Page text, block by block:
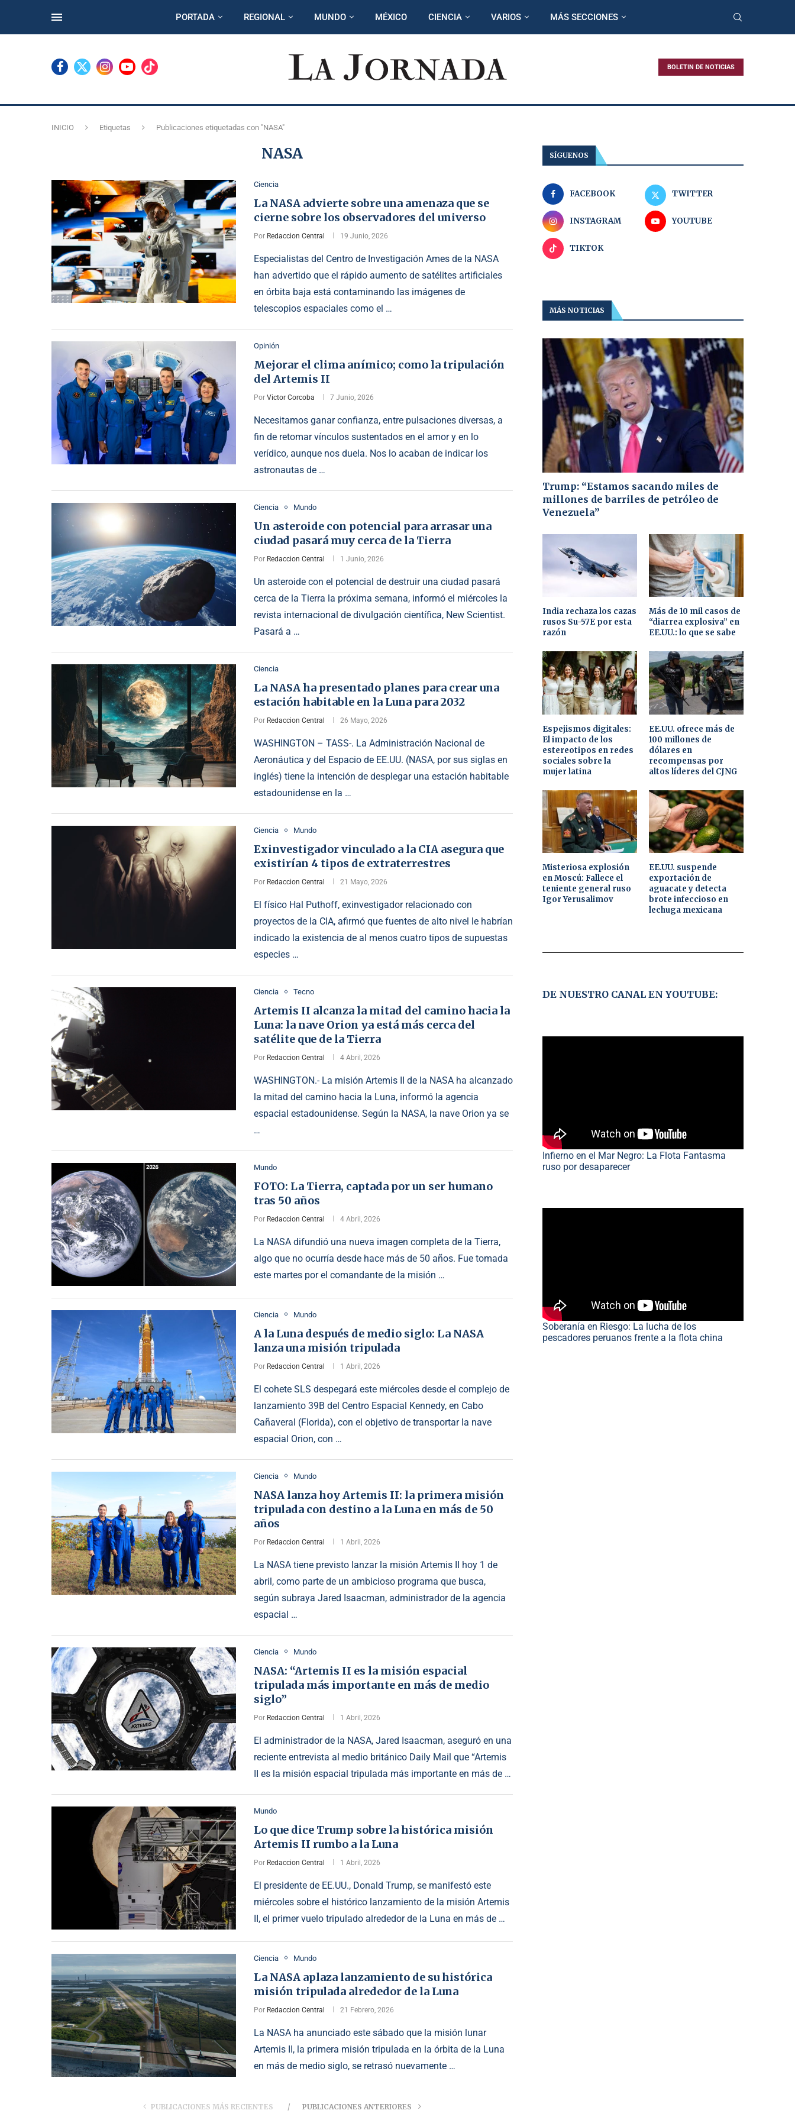
PORTADA REGIONAL MUNDO MÉXICO CIENCIA VARIOS MÁS SECCIONES
BOLETIN DE NOTICIAS
INICIO Etiquetas Publicaciones etiquetadas con "NASA"
NASA
Ciencia
La NASA advierte sobre una amenaza que se
cierne sobre los observadores del universo
Por Redaccion Central 19 Junio, 2026
Especialistas del Centro de Investigación Ames de la NASA
han advertido que el rápido aumento de satélites artificiales
en órbita baja está contaminando las imágenes de
telescopios espaciales como el …
Opinión
Mejorar el clima anímico; como la tripulación
del Artemis II
Por Victor Corcoba 7 Junio, 2026
Necesitamos ganar confianza, entre pulsaciones diversas, a
fin de retomar vínculos sustentados en el amor y en lo
verídico, aunque nos duela. Nos lo acaban de indicar los
astronautas de …
Ciencia Mundo
Un asteroide con potencial para arrasar una
ciudad pasará muy cerca de la Tierra
Por Redaccion Central 1 Junio, 2026
Un asteroide con el potencial de destruir una ciudad pasará
cerca de la Tierra la próxima semana, informó el miércoles la
revista internacional de divulgación científica, New Scientist.
Pasará a …
Ciencia
La NASA ha presentado planes para crear una
estación habitable en la Luna para 2032
Por Redaccion Central 26 Mayo, 2026
WASHINGTON – TASS-. La Administración Nacional de
Aeronáutica y del Espacio de EE.UU. (NASA, por sus siglas en
inglés) tiene la intención de desplegar una estación habitable
estadounidense en la …
Ciencia Mundo
Exinvestigador vinculado a la CIA asegura que
existirían 4 tipos de extraterrestres
Por Redaccion Central 21 Mayo, 2026
El físico Hal Puthoff, exinvestigador relacionado con
proyectos de la CIA, afirmó que fuentes de alto nivel le habrían
indicado la existencia de al menos cuatro tipos de supuestas
especies …
Ciencia Tecno
Artemis II alcanza la mitad del camino hacia la
Luna: la nave Orion ya está más cerca del
satélite que de la Tierra
Por Redaccion Central 4 Abril, 2026
WASHINGTON.- La misión Artemis II de la NASA ha alcanzado
la mitad del camino hacia la Luna, informó la agencia
espacial estadounidense. Según la NASA, la nave Orion ya se
…
Mundo
FOTO: La Tierra, captada por un ser humano
tras 50 años
Por Redaccion Central 4 Abril, 2026
La NASA difundió una nueva imagen completa de la Tierra,
algo que no ocurría desde hace más de 50 años. Fue tomada
este martes por el comandante de la misión …
Ciencia Mundo
A la Luna después de medio siglo: La NASA
lanza una misión tripulada
Por Redaccion Central 1 Abril, 2026
El cohete SLS despegará este miércoles desde el complejo de
lanzamiento 39B del Centro Espacial Kennedy, en Cabo
Cañaveral (Florida), con el objetivo de transportar la nave
espacial Orion, con …
Ciencia Mundo
NASA lanza hoy Artemis II: la primera misión
tripulada con destino a la Luna en más de 50
años
Por Redaccion Central 1 Abril, 2026
La NASA tiene previsto lanzar la misión Artemis II hoy 1 de
abril, como parte de un ambicioso programa que busca,
según subraya Jared Isaacman, administrador de la agencia
espacial …
Ciencia Mundo
NASA: “Artemis II es la misión espacial
tripulada más importante en más de medio
siglo”
Por Redaccion Central 1 Abril, 2026
El administrador de la NASA, Jared Isaacman, aseguró en una
reciente entrevista al medio británico Daily Mail que “Artemis
II es la misión espacial tripulada más importante en más de …
Mundo
Lo que dice Trump sobre la histórica misión
Artemis II rumbo a la Luna
Por Redaccion Central 1 Abril, 2026
El presidente de EE.UU., Donald Trump, se manifestó este
miércoles sobre el histórico lanzamiento de la misión Artemis
II, el primer vuelo tripulado alrededor de la Luna en más de …
Ciencia Mundo
La NASA aplaza lanzamiento de su histórica
misión tripulada alrededor de la Luna
Por Redaccion Central 21 Febrero, 2026
La NASA ha anunciado este sábado que la misión lunar
Artemis II, la primera misión tripulada en la órbita de la Luna
en más de medio siglo, se retrasó nuevamente …
PUBLICACIONES MÁS RECIENTES PUBLICACIONES ANTERIORES
SÍGUENOS
FACEBOOK TWITTER
INSTAGRAM YOUTUBE
TIKTOK
MÁS NOTICIAS
Trump: “Estamos sacando miles de
millones de barriles de petróleo de
Venezuela”
India rechaza los cazas
rusos Su-57E por esta
razón
Más de 10 mil casos de
“diarrea explosiva” en
EE.UU.: lo que se sabe
Espejismos digitales:
El impacto de los
estereotipos en redes
sociales sobre la
mujer latina
EE.UU. ofrece más de
100 millones de
dólares en
recompensas por
altos líderes del CJNG
Misteriosa explosión
en Moscú: Fallece el
teniente general ruso
Igor Yerusalimov
EE.UU. suspende
exportación de
aguacate y detecta
brote infeccioso en
lechuga mexicana
DE NUESTRO CANAL EN YOUTUBE:
Infierno en el Mar Negro: La Flota Fantasma
ruso por desaparecer
Soberanía en Riesgo: La lucha de los
pescadores peruanos frente a la flota china